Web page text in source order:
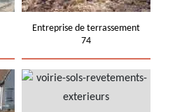
Entreprise de terrassement
74